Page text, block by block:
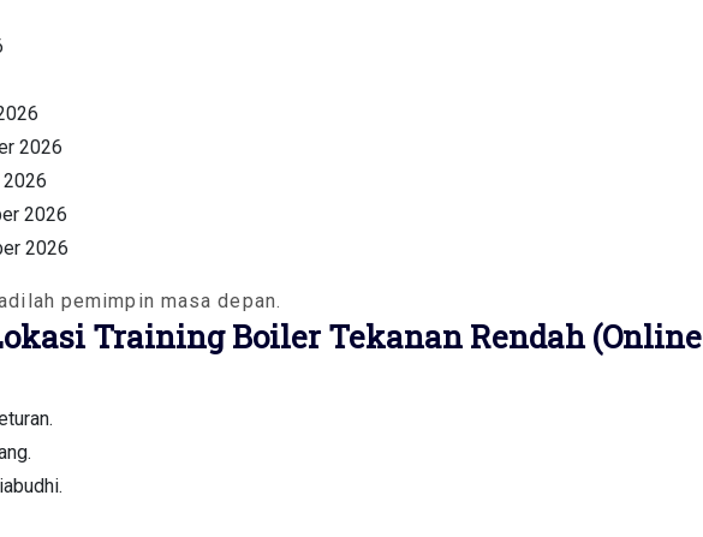
2026
2026
2026
pemimpin masa depan.
Training Boiler Tekanan Rendah (Online